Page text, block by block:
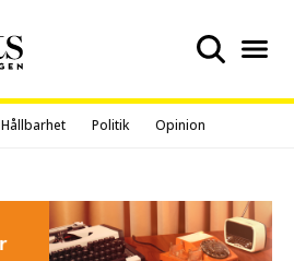
Hållbarhet Politik Opinion